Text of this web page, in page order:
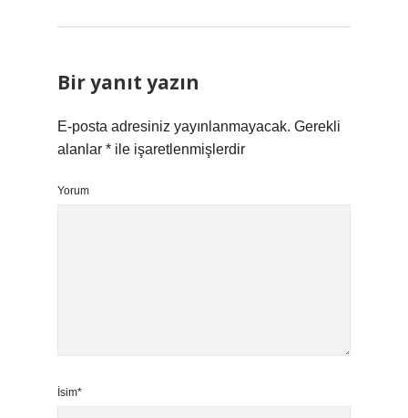
Bir yanıt yazın
E-posta adresiniz yayınlanmayacak. Gerekli
alanlar * ile işaretlenmişlerdir
Yorum
İsim*